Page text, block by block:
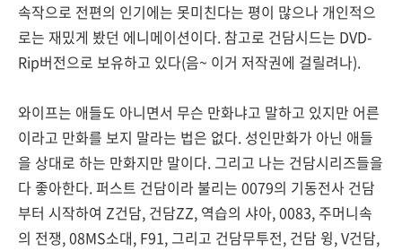
속작으로 전편의 인기에는 못미친다는 평이 많으나 개인적으
로는 재밌게 봤던 에니메이션이다. 참고로 건담시드는 DVD-
Rip버전으로 보유하고 있다(음~ 이거 저작권에 걸릴려나).
와이프는 애들도 아니면서 무슨 만화냐고 말하고 있지만 어른
이라고 만화를 보지 말라는 법은 없다. 성인만화가 아닌 애들
을 상대로 하는 만화지만 말이다. 그리고 나는 건담시리즈들을
다 좋아한다. 퍼스트 건담이라 불리는 0079의 기동전사 건담
부터 시작하여 Z건담, 건담ZZ, 역습의 샤아, 0083, 주머니속
의 전쟁, 08MS소대, F91, 그리고 건담무투전, 건담 윙, V건담,